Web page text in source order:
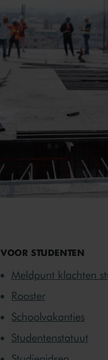
VOOR STUDENTEN
Meldpunt klachten
Rooster
Schoolvakanties
Studentenstatuut